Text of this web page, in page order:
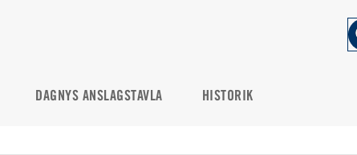
DAGNYS ANSLAGSTAVLA HISTORIK